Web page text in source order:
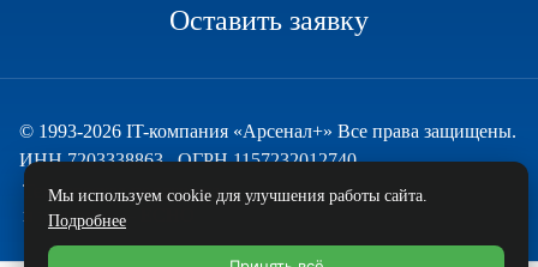
Оставить заявку
© 1993-2026 IT-компания «Арсенал+» Все права защищены.
ИНН 7203338863 , ОГРН 1157232012740
Техническая поддержка
и развитие — ECHO
Мы используем cookie для улучшения работы сайта.
Подробнее